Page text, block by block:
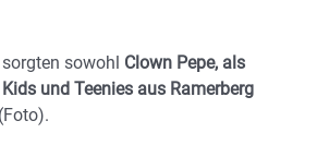
sowohl Clown Pepe, als
und Teenies aus Ramerberg